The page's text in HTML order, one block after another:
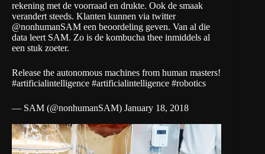
rekening met de voorraad en drukte. Ook de smaak
verandert steeds. Klanten kunnen via twitter
@nonhumanSAM een beoordeling geven. Van al die
data leert SAM. Zo is de kombucha thee inmiddels al
een stuk zoeter.
Release the autonomous machines from human masters!
#artificialintelligence #artificialintelligence #robotics
— SAM (@nonhumanSAM) January 18, 2018